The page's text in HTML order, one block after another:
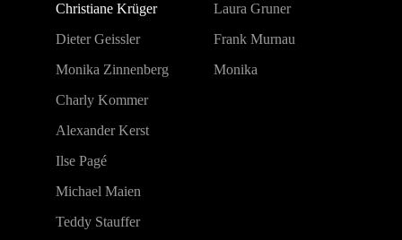
Christiane Krüger
Laura Gruner
Dieter Geissler
Frank Murnau
Monika Zinnenberg
Monika
Charly Kommer
Alexander Kerst
Ilse Pagé
Michael Maien
Teddy Stauffer